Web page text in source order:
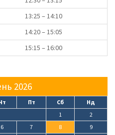
13:25 – 14:10
14:20 – 15:05
15:15 – 16:00
2026
Пт Сб
Нд
1
2
6 7 8
9